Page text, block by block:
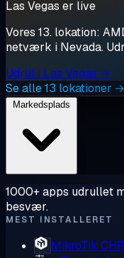
Las Vegas er live
Vores 13. lokation:
netværk i Nevada.
Udrul i Las Vegas →
Se alle 13 lokationer →
1000+ apps udrullet
besvær.
MEST INSTALLERET
MikroTik CHR